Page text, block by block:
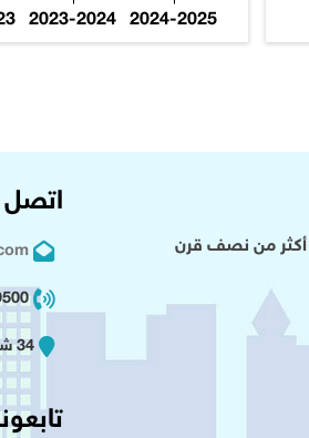
2023-2024 2024-2025
أكثر من نصف قرن
اتصل
02 2+
34 شارع عدلى - القاهرة